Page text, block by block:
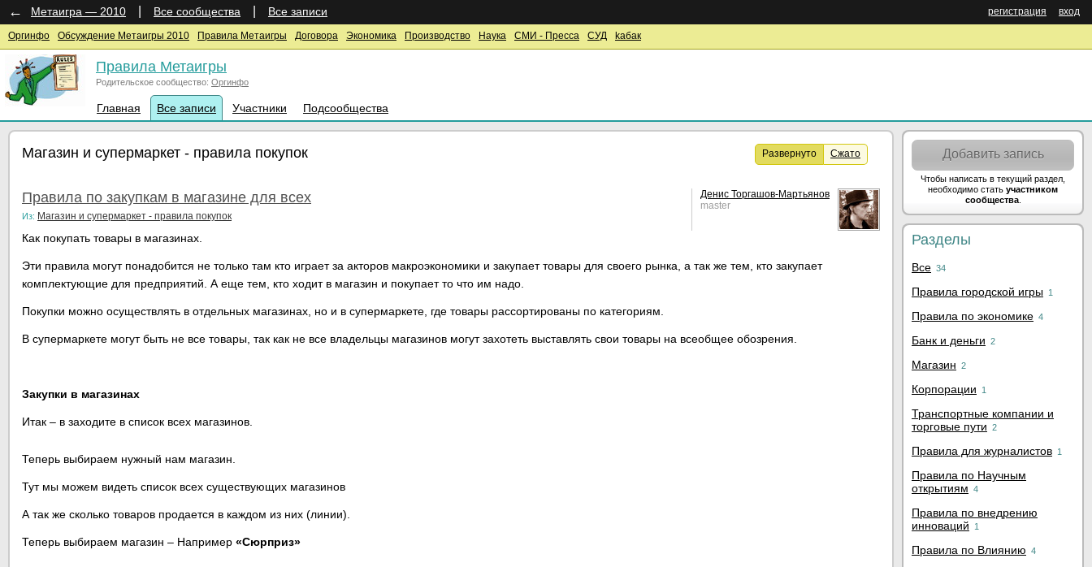
← Метаигра — 2010 вход
регистрация
Все сообщества Все записи
Оргинфо Обсуждение Метаигры 2010 Правила Метаигры Договора Экономика Производство Наука СМИ - Пресса СУД kaбак
Правила Метаигры
Родительское сообщество: Оргинфо
Главная Все записи Участники Подсообщества
Сжато
Развернуто
Магазин и супермаркет - правила покупок
Денис Торгашов-Мартьянов
master
Правила по закупкам в магазине для всех
Из: Магазин и супермаркет - правила покупок
Как покупать товары в магазинах.
Эти правила могут понадобится не только там кто играет за акторов макроэкономики и закупает товары для своего рынка, а так же тем, кто закупает
комплектующие для предприятий. А еще тем, кто ходит в магазин и покупает то что им надо.
Покупки можно осуществлять в отдельных магазинах, но и в супермаркете, где товары рассортированы по категориям.
В супермаркете могут быть не все товары, так как не все владельцы магазинов могут захотеть выставлять свои товары на всеобщее обозрения.
Закупки в магазинах
Итак – в заходите в список всех магазинов.
Теперь выбираем нужный нам магазин.
Тут мы можем видеть список всех существующих магазинов
А так же сколько товаров продается в каждом из них (линии).
Теперь выбираем магазин – Например «Сюрприз»
Добавить запись
Чтобы написать в текущий раздел,
необходимо стать участником
сообщества.
Разделы
Все 34
Правила городской игры 1
Правила по экономике 4
Банк и деньги 2
Магазин 2
Корпорации 1
Транспортные компании и
торговые пути 2
Правила для журналистов 1
Правила по Научным
открытиям 4
Правила по внедрению
инноваций
1
Правила по Влиянию 4